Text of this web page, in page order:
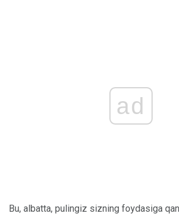
ad
Bu, albatta, pulingiz sizning foydasiga